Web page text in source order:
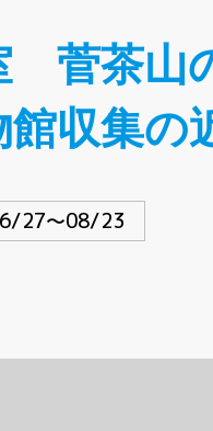
菅茶山
収集の
27〜08/23